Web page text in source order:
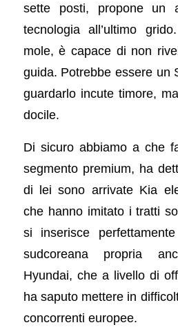
sette posti, propone un
tecnologia all’ultimo
mole, è capace di non
guida. Potrebbe essere un
guardarlo incute timore,
docile.
Di sicuro abbiamo a che
segmento premium, ha
di lei sono arrivate Kia
che hanno imitato i tratti
si inserisce
sudcoreana propria
Hyundai, che a livello di
ha saputo mettere in
concorrenti europee.